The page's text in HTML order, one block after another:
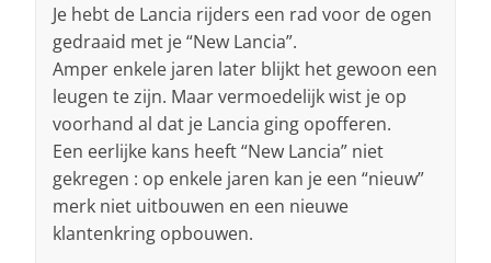
Je hebt de Lancia rijders een rad voor de ogen
gedraaid met je “New Lancia”.
Amper enkele jaren later blijkt het gewoon een
leugen te zijn. Maar vermoedelijk wist je op
voorhand al dat je Lancia ging opofferen.
Een eerlijke kans heeft “New Lancia” niet
gekregen : op enkele jaren kan je een “nieuw”
merk niet uitbouwen en een nieuwe
klantenkring opbouwen.